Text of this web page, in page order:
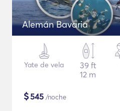
Alemán Bavaria
Yate de vela
39 ft
12 m
$545 /noche